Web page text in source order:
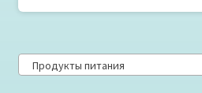
Продукты питания